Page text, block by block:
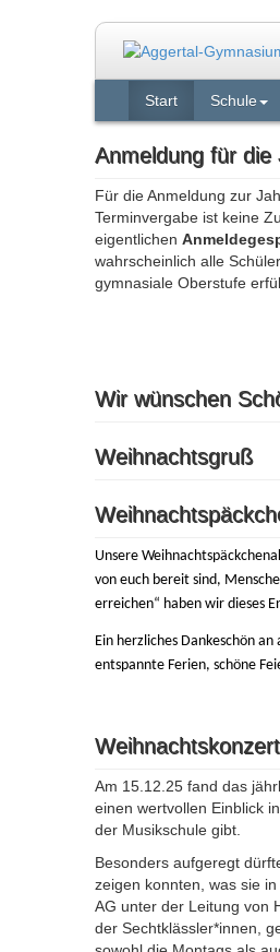
Start Schule
Anmeldung für die
Für die Anmeldung zur
Terminvergabe ist keine
eigentlichen
wahrscheinlich alle
gymnasiale Oberstufe
Wir wünschen
Weihnachtsgruß
Unsere
von euch bereit sind,
erreichen“ haben wir dieses
Ein herzliches Dankeschön
entspannte Ferien, schöne
Am 15.12.25 fand das
einen wertvollen Einblick
der Musikschule gibt.
Besonders aufgeregt
zeigen konnten, was sie
AG unter der Leitung von
der Sechtklässler*innen,